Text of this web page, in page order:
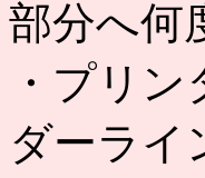
部分へ何
・プリ
ダーライ